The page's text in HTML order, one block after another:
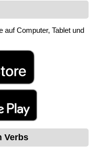
auf Computer, Tablet und
Verbs